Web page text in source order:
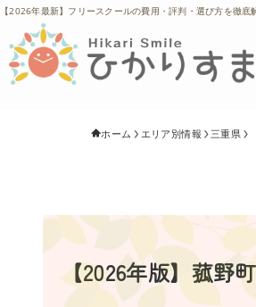
【2026年最新】フリースクールの費用・評判・選び方を徹底
ホーム エリア別情報 三重県
【2026年版】菰